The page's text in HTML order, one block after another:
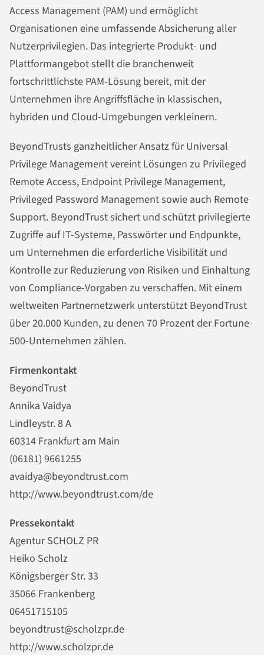
Access Management (PAM) und ermöglicht
Organisationen eine umfassende Absicherung aller
Nutzerprivilegien. Das integrierte Produkt- und
Plattformangebot stellt die branchenweit
fortschrittlichste PAM-Lösung bereit, mit der
Unternehmen ihre Angriffsfläche in klassischen,
hybriden und Cloud-Umgebungen verkleinern.
BeyondTrusts ganzheitlicher Ansatz für Universal
Privilege Management vereint Lösungen zu Privileged
Remote Access, Endpoint Privilege Management,
Privileged Password Management sowie auch Remote
Support. BeyondTrust sichert und schützt privilegierte
Zugriffe auf IT-Systeme, Passwörter und Endpunkte,
um Unternehmen die erforderliche Visibilität und
Kontrolle zur Reduzierung von Risiken und Einhaltung
von Compliance-Vorgaben zu verschaffen. Mit einem
weltweiten Partnernetzwerk unterstützt BeyondTrust
über 20.000 Kunden, zu denen 70 Prozent der Fortune-
500-Unternehmen zählen.
Firmenkontakt
BeyondTrust
Annika Vaidya
Lindleystr. 8 A
60314 Frankfurt am Main
(06181) 9661255
avaidya@beyondtrust.com
http://www.beyondtrust.com/de
Pressekontakt
Agentur SCHOLZ PR
Heiko Scholz
Königsberger Str. 33
35066 Frankenberg
06451715105
beyondtrust@scholzpr.de
http://www.scholzpr.de